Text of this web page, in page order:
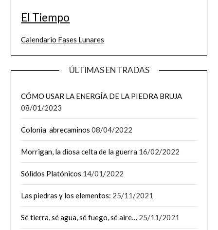
El Tiempo
Calendario Fases Lunares
ÚLTIMAS ENTRADAS
CÓMO USAR LA ENERGÍA DE LA PIEDRA BRUJA
08/01/2023
Colonia abrecaminos 08/04/2022
Morrigan, la diosa celta de la guerra 16/02/2022
Sólidos Platónicos 14/01/2022
Las piedras y los elementos: 25/11/2021
Sé tierra, sé agua, sé fuego, sé aire… 25/11/2021